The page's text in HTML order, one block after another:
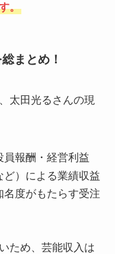
。
まとめ！
太田光るさんの現
報酬・経営利益
）による業績収益
度がもたらす受注
ため、芸能収入は